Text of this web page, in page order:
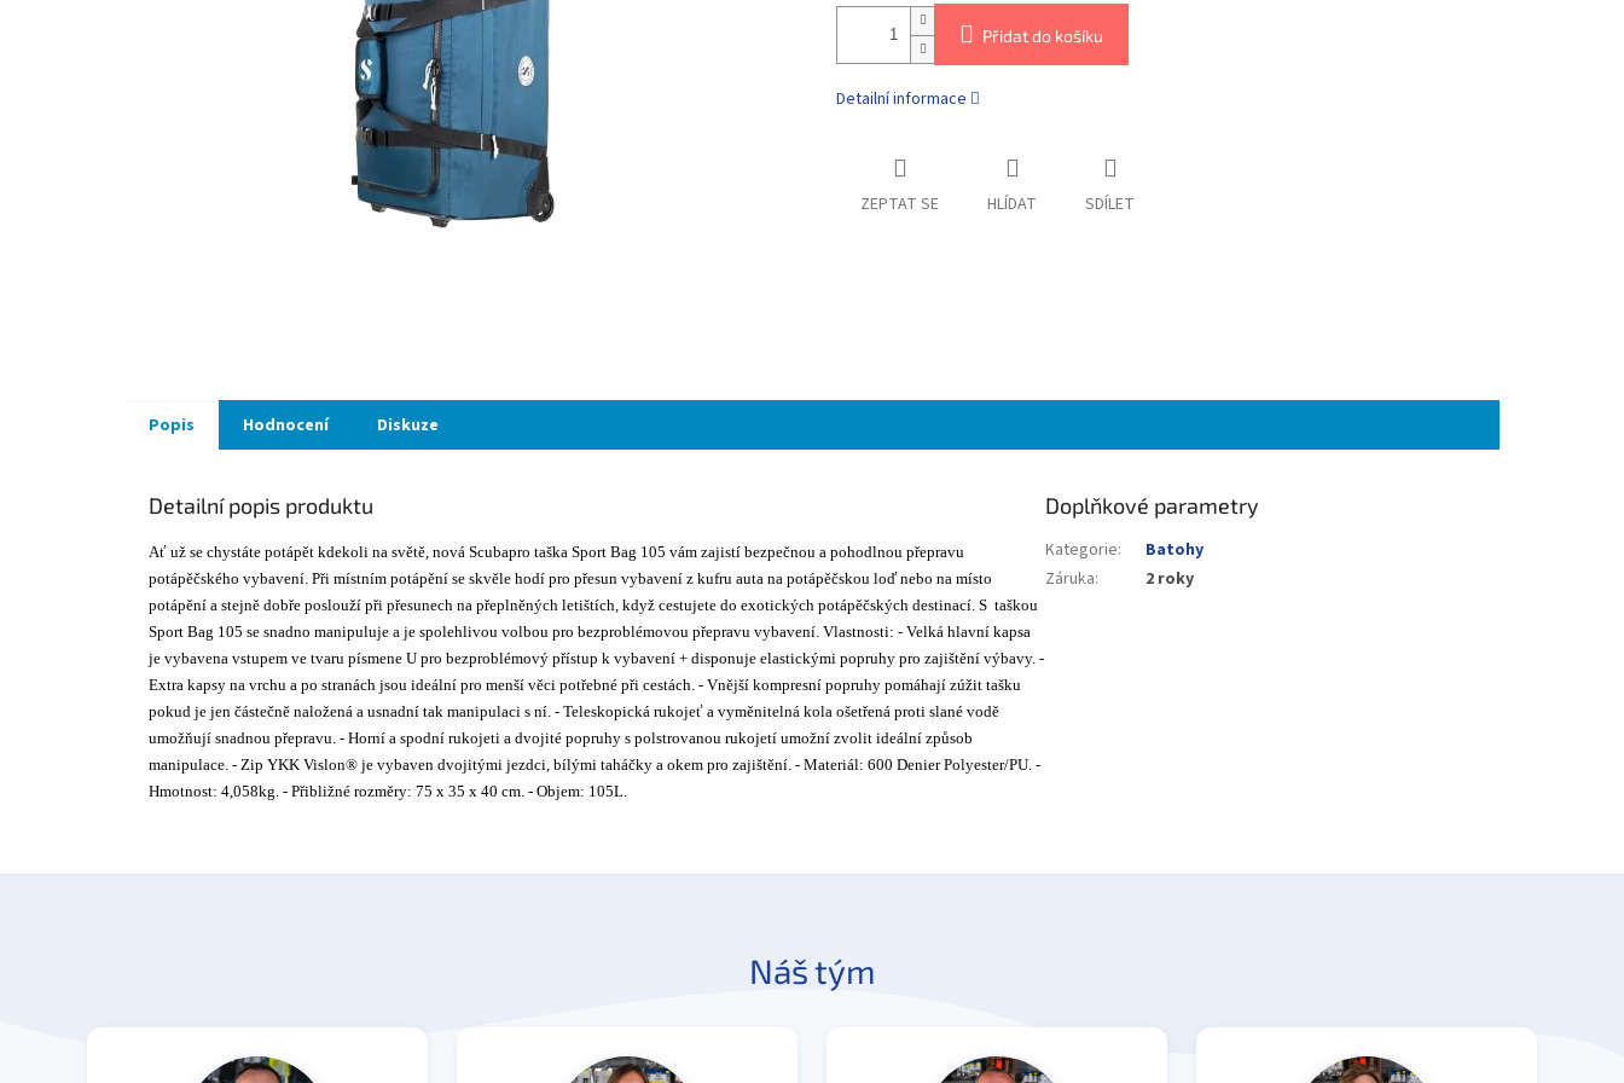
Přidat do košíku
Detailní informace
ZEPTAT SE HLÍDAT SDÍLET
Popis Hodnocení Diskuze
Detailní popis produktu
Ať už se chystáte potápět kdekoli na světě, nová Scubapro taška Sport Bag 105 vám zajistí bezpečnou a pohodlnou přepravu
potápěčského vybavení. Při místním potápění se skvěle hodí pro přesun vybavení z kufru auta na potápěčskou loď nebo na místo
potápění a stejně dobře poslouží při přesunech na přeplněných letištích, když cestujete do exotických potápěčských destinací. S taškou
Sport Bag 105 se snadno manipuluje a je spolehlivou volbou pro bezproblémovou přepravu vybavení. Vlastnosti: - Velká hlavní kapsa
je vybavena vstupem ve tvaru písmene U pro bezproblémový přístup k vybavení + disponuje elastickými popruhy pro zajištění výbavy. -
Extra kapsy na vrchu a po stranách jsou ideální pro menší věci potřebné při cestách. - Vnější kompresní popruhy pomáhají zúžit tašku
pokud je jen částečně naložená a usnadní tak manipulaci s ní. - Teleskopická rukojeť a vyměnitelná kola ošetřená proti slané vodě
umožňují snadnou přepravu. - Horní a spodní rukojeti a dvojité popruhy s polstrovanou rukojetí umožní zvolit ideální způsob
manipulace. - Zip YKK Vislon® je vybaven dvojitými jezdci, bílými taháčky a okem pro zajištění. - Materiál: 600 Denier Polyester/PU. -
Hmotnost: 4,058kg. - Přibližné rozměry: 75 x 35 x 40 cm. - Objem: 105L.
Doplňkové parametry
Kategorie:
Batohy
Záruka: 2 roky
Náš tým